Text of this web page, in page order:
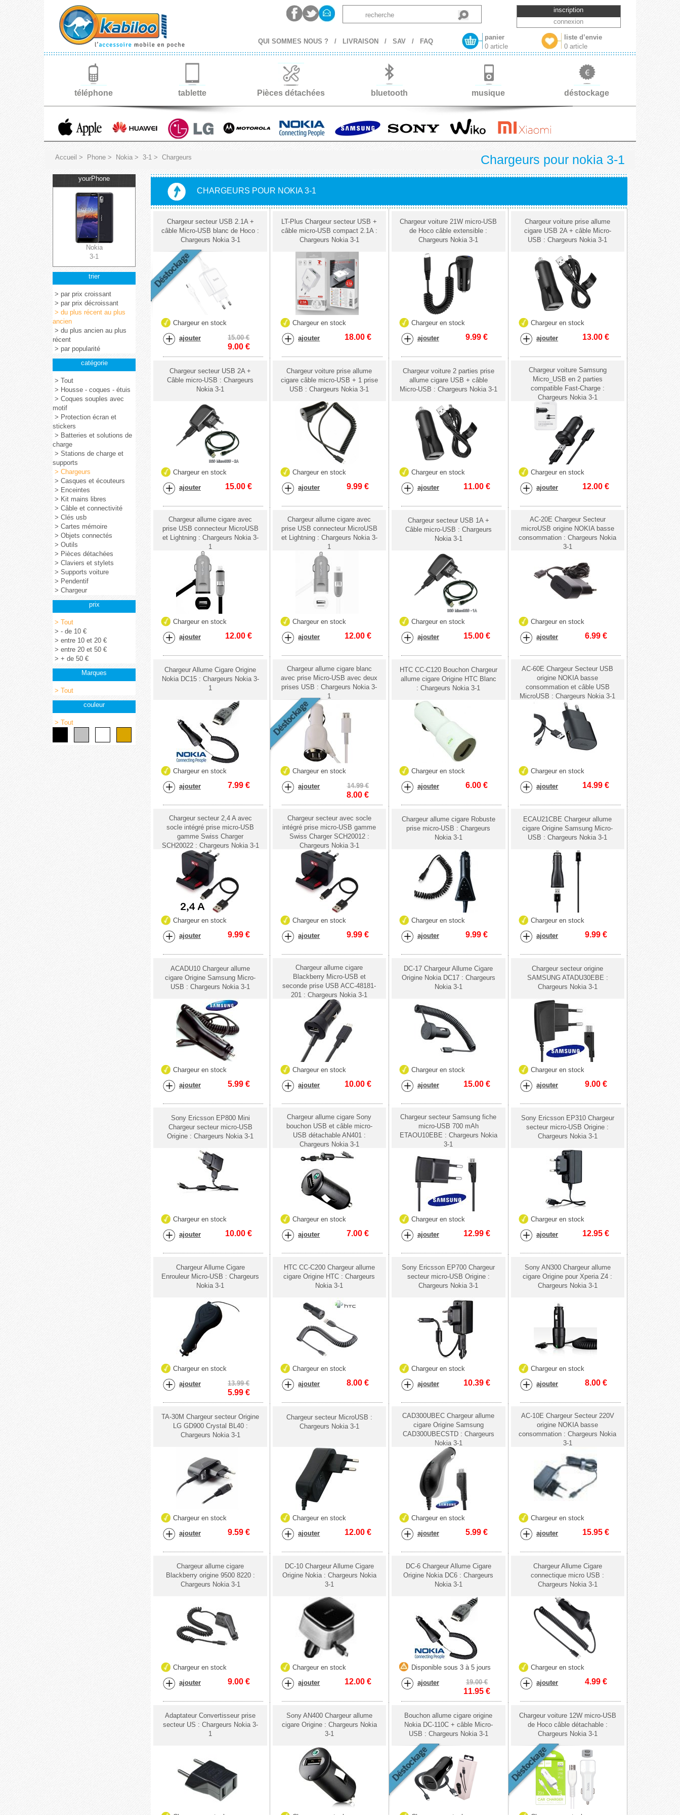
inscription
connexion
QUI SOMMES NOUS ? / LIVRAISON / SAV / FAQ
panier
0 article
liste d’envie
0 article
téléphone tablette Pièces détachées bluetooth musique déstockage
Accueil > Phone > Nokia > 3-1 > Chargeurs Chargeurs pour nokia 3-1
yourPhone
Nokia
3-1
trier
> par prix croissant
> par prix décroissant
> du plus récent au plus
ancien
> du plus ancien au plus
récent
> par popularité
catégorie
> Tout
> Housse - coques - étuis
> Coques souples avec
motif
> Protection écran et
stickers
> Batteries et solutions de
charge
> Stations de charge et
supports
> Chargeurs
> Casques et écouteurs
> Enceintes
> Kit mains libres
> Câble et connectivité
> Clés usb
> Cartes mémoire
> Objets connectés
> Outils
> Pièces détachées
> Claviers et stylets
> Supports voiture
> Pendentif
> Chargeur
prix
> Tout
> - de 10 €
> entre 10 et 20 €
> entre 20 et 50 €
> + de 50 €
Marques
> Tout
couleur
> Tout
CHARGEURS POUR NOKIA 3-1
Chargeur secteur USB 2.1A +
câble Micro-USB blanc de Hoco :
Chargeurs Nokia 3-1
Chargeur en stock
ajouter 15.00 €
9.00€
LT-Plus Chargeur secteur USB +
câble micro-USB compact 2.1A :
Chargeurs Nokia 3-1
Chargeur en stock
ajouter 18.00€
Chargeur voiture 21W micro-USB
de Hoco câble extensible :
Chargeurs Nokia 3-1
Chargeur en stock
ajouter 9.99 €
Chargeur voiture prise allume
cigare USB 2A + câble Micro-
USB : Chargeurs Nokia 3-1
Chargeur en stock
ajouter 13.00 €
Chargeur secteur USB 2A +
Câble micro-USB : Chargeurs
Nokia 3-1
Chargeur en stock
ajouter 15.00 €
Chargeur voiture prise allume
cigare câble micro-USB + 1 prise
USB : Chargeurs Nokia 3-1
Chargeur en stock
ajouter 9.99 €
Chargeur voiture 2 parties prise
allume cigare USB + câble
Micro-USB : Chargeurs Nokia 3-1
Chargeur en stock
ajouter 11.00€
Chargeur voiture Samsung
Micro_USB en 2 parties
compatible Fast-Charge :
Chargeurs Nokia 3-1
Chargeur en stock
ajouter 12.00 €
Chargeur allume cigare avec
prise USB connecteur MicroUSB
et Lightning : Chargeurs Nokia 3-
1
Chargeur en stock
ajouter 12.00 €
Chargeur allume cigare avec
prise USB connecteur MicroUSB
et Lightning : Chargeurs Nokia 3-
1
Chargeur en stock
ajouter 12.00€
Chargeur secteur USB 1A +
Câble micro-USB : Chargeurs
Nokia 3-1
Chargeur en stock
ajouter 15.00€
AC-20E Chargeur Secteur
microUSB origine NOKIA basse
consommation : Chargeurs Nokia
3-1
Chargeur en stock
ajouter 6.99€
Chargeur Allume Cigare Origine
Nokia DC15 : Chargeurs Nokia 3-
1
Chargeur en stock
ajouter 7.99€
Chargeur allume cigare blanc
avec prise Micro-USB avec deux
prises USB : Chargeurs Nokia 3-
1
Chargeur en stock
ajouter 14.99 €
8.00 €
HTC CC-C120 Bouchon Chargeur
allume cigare Origine HTC Blanc
: Chargeurs Nokia 3-1
Chargeur en stock
ajouter 6.00 €
AC-60E Chargeur Secteur USB
origine NOKIA basse
consommation et câble USB
MicroUSB : Chargeurs Nokia 3-1
Chargeur en stock
ajouter 14.99 €
Chargeur secteur 2,4 A avec
socle intégré prise micro-USB
gamme Swiss Charger
SCH20022 : Chargeurs Nokia 3-1
Chargeur en stock
ajouter 9.99€
Chargeur secteur avec socle
intégré prise micro-USB gamme
Swiss Charger SCH20012 :
Chargeurs Nokia 3-1
Chargeur en stock
ajouter 9.99 €
Chargeur allume cigare Robuste
prise micro-USB : Chargeurs
Nokia 3-1
Chargeur en stock
ajouter 9.99 €
ECAU21CBE Chargeur allume
cigare Origine Samsung Micro-
USB : Chargeurs Nokia 3-1
Chargeur en stock
ajouter 9.99€
ACADU10 Chargeur allume
cigare Origine Samsung Micro-
USB : Chargeurs Nokia 3-1
Chargeur en stock
ajouter 5.99€
Chargeur allume cigare
Blackberry Micro-USB et
seconde prise USB ACC-48181-
201 : Chargeurs Nokia 3-1
Chargeur en stock
ajouter 10.00€
DC-17 Chargeur Allume Cigare
Origine Nokia DC17 : Chargeurs
Nokia 3-1
Chargeur en stock
ajouter 15.00€
Chargeur secteur origine
SAMSUNG ATADU30EBE :
Chargeurs Nokia 3-1
Chargeur en stock
ajouter 9.00€
Sony Ericsson EP800 Mini
Chargeur secteur micro-USB
Origine : Chargeurs Nokia 3-1
Chargeur en stock
ajouter 10.00 €
Chargeur allume cigare Sony
bouchon USB et câble micro-
USB détachable AN401 :
Chargeurs Nokia 3-1
Chargeur en stock
ajouter 7.00 €
Chargeur secteur Samsung fiche
micro-USB 700 mAh
ETAOU10EBE : Chargeurs Nokia
3-1
Chargeur en stock
ajouter 12.99€
Sony Ericsson EP310 Chargeur
secteur micro-USB Origine :
Chargeurs Nokia 3-1
Chargeur en stock
ajouter 12.95 €
Chargeur Allume Cigare
Enrouleur Micro-USB : Chargeurs
Nokia 3-1
Chargeur en stock
ajouter 13.99 €
5.99€
HTC CC-C200 Chargeur allume
cigare Origine HTC : Chargeurs
Nokia 3-1
Chargeur en stock
ajouter 8.00 €
Sony Ericsson EP700 Chargeur
secteur micro-USB Origine :
Chargeurs Nokia 3-1
Chargeur en stock
ajouter 10.39€
Sony AN300 Chargeur allume
cigare Origine pour Xperia Z4 :
Chargeurs Nokia 3-1
Chargeur en stock
ajouter 8.00€
TA-30M Chargeur secteur Origine
LG GD900 Crystal BL40 :
Chargeurs Nokia 3-1
Chargeur en stock
ajouter 9.59€
Chargeur secteur MicroUSB :
Chargeurs Nokia 3-1
Chargeur en stock
ajouter 12.00€
CAD300UBEC Chargeur allume
cigare Origine Samsung
CAD300UBECSTD : Chargeurs
Nokia 3-1
Chargeur en stock
ajouter 5.99 €
AC-10E Chargeur Secteur 220V
origine NOKIA basse
consommation : Chargeurs Nokia
3-1
Chargeur en stock
ajouter 15.95 €
Chargeur allume cigare
Blackberry origine 9500 8220 :
Chargeurs Nokia 3-1
Chargeur en stock
ajouter 9.00€
DC-10 Chargeur Allume Cigare
Origine Nokia : Chargeurs Nokia
3-1
Chargeur en stock
ajouter 12.00€
DC-6 Chargeur Allume Cigare
Origine Nokia DC6 : Chargeurs
Nokia 3-1
Disponible sous 3 à 5 jours
ajouter 19.00 €
11.95€
Chargeur Allume Cigare
connectique micro USB :
Chargeurs Nokia 3-1
Chargeur en stock
ajouter 4.99€
Adaptateur Convertisseur prise
secteur US : Chargeurs Nokia 3-
1
Sony AN400 Chargeur allume
cigare Origine : Chargeurs Nokia
3-1
Bouchon allume cigare origine
Nokia DC-110C + câble Micro-
USB : Chargeurs Nokia 3-1
Chargeur voiture 12W micro-USB
de Hoco câble détachable :
Chargeurs Nokia 3-1